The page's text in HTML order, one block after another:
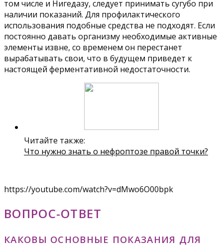
том числе и Нигедазу, следует принимать сугубо при
наличии показаний. Для профилактического
использования подобные средства не подходят. Если
постоянно давать организму необходимые активные
элементы извне, со временем он перестанет
вырабатывать свои, что в будущем приведет к
настоящей ферментативной недостаточности.
Читайте также:
Что нужно знать о нефроптозе правой точки?
https://youtube.com/watch?v=dMwo6O00bpk
ВОПРОС-ОТВЕТ
КАКОВЫ ОСНОВНЫЕ ПОКАЗАНИЯ ДЛЯ